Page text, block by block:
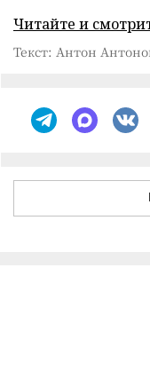
Читайте и
Текст: Антон